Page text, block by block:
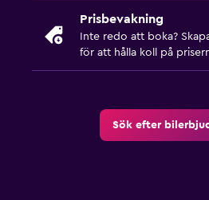
Prisbevakning
Inte redo att boka?
för att hålla koll på
Sök efter